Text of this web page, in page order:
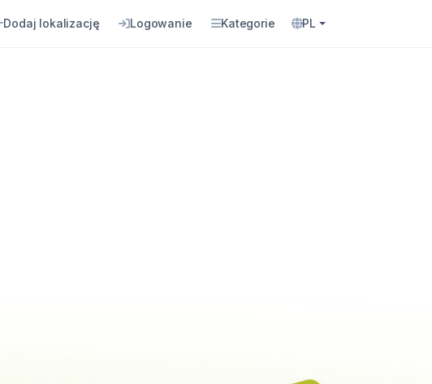
Dodaj lokalizację Logowanie Kategorie PL